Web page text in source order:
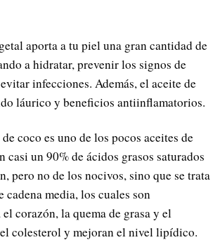
aporta a tu piel una gran cantidad de
a hidratar, prevenir los signos de
infecciones. Además, el aceite de
láurico y beneficios antiinflamatorios.
coco es uno de los pocos aceites de
casi un 90% de ácidos grasos saturados
pero no de los nocivos, sino que se trata
media, los cuales son
corazón, la quema de grasa y el
colesterol y mejoran el nivel lipídico.